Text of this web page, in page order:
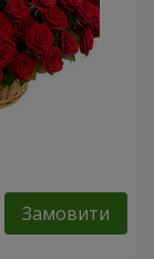
Замовити